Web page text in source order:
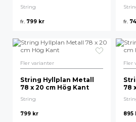
String
fr. 799 kr fr.
Fler varianter
String Hyllplan Metall
78 x 20 cm Hög Kant
String
799 kr
Fler
78
895